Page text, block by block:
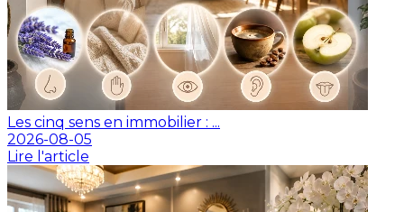
Les cinq sens en immobilier : ...
2026-08-05
Lire l'article